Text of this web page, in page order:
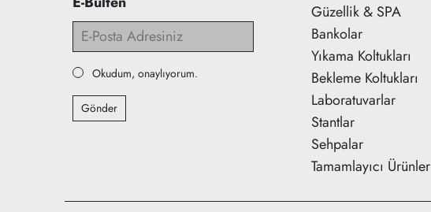
Okudum, onaylıyorum.
Gönder
Güzellik & SPA
Bankolar
Yıkama Koltukları
Bekleme Koltukları
Laboratuvarlar
Stantlar
Sehpalar
Tamamlayıcı Ürünler